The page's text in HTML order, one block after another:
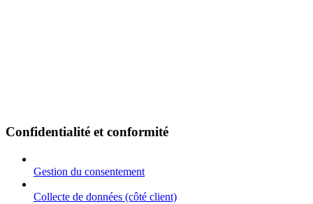
Confidentialité et conformité
Gestion du consentement
Collecte de données (côté client)